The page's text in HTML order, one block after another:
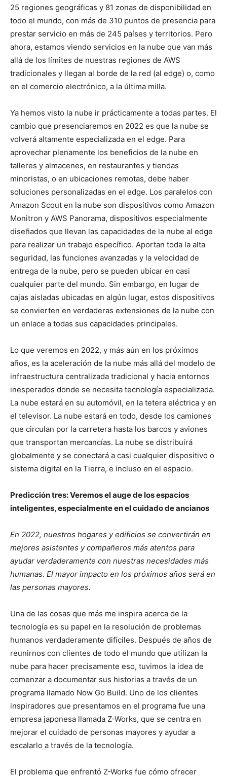
25 regiones geográficas y 81 zonas de disponibilidad en
todo el mundo, con más de 310 puntos de presencia para
prestar servicio en más de 245 países y territorios. Pero
ahora, estamos viendo servicios en la nube que van más
allá de los límites de nuestras regiones de AWS
tradicionales y llegan al borde de la red (al edge) o, como
en el comercio electrónico, a la última milla.
Ya hemos visto la nube ir prácticamente a todas partes. El
cambio que presenciaremos en 2022 es que la nube se
volverá altamente especializada en el edge. Para
aprovechar plenamente los beneficios de la nube en
talleres y almacenes, en restaurantes y tiendas
minoristas, o en ubicaciones remotas, debe haber
soluciones personalizadas en el edge. Los paralelos con
Amazon Scout en la nube son dispositivos como Amazon
Monitron y AWS Panorama, dispositivos especialmente
diseñados que llevan las capacidades de la nube al edge
para realizar un trabajo específico. Aportan toda la alta
seguridad, las funciones avanzadas y la velocidad de
entrega de la nube, pero se pueden ubicar en casi
cualquier parte del mundo. Sin embargo, en lugar de
cajas aisladas ubicadas en algún lugar, estos dispositivos
se convierten en verdaderas extensiones de la nube con
un enlace a todas sus capacidades principales.
Lo que veremos en 2022, y más aún en los próximos
años, es la aceleración de la nube más allá del modelo de
infraestructura centralizada tradicional y hacia entornos
inesperados donde se necesita tecnología especializada.
La nube estará en su automóvil, en la tetera eléctrica y en
el televisor. La nube estará en todo, desde los camiones
que circulan por la carretera hasta los barcos y aviones
que transportan mercancías. La nube se distribuirá
globalmente y se conectará a casi cualquier dispositivo o
sistema digital en la Tierra, e incluso en el espacio.
Predicción tres: Veremos el auge de los espacios
inteligentes, especialmente en el cuidado de ancianos
En 2022, nuestros hogares y edificios se convertirán en
mejores asistentes y compañeros más atentos para
ayudar verdaderamente con nuestras necesidades más
humanas. El mayor impacto en los próximos años será en
las personas mayores.
Una de las cosas que más me inspira acerca de la
tecnología es su papel en la resolución de problemas
humanos verdaderamente difíciles. Después de años de
reunirnos con clientes de todo el mundo que utilizan la
nube para hacer precisamente eso, tuvimos la idea de
comenzar a documentar sus historias a través de un
programa llamado Now Go Build. Uno de los clientes
inspiradores que presentamos en el programa fue una
empresa japonesa llamada Z-Works, que se centra en
mejorar el cuidado de personas mayores y ayudar a
escalarlo a través de la tecnología.
El problema que enfrentó Z-Works fue cómo ofrecer